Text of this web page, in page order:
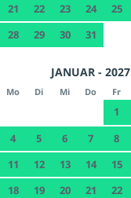
21
22 23 24 25
28
29 30 31
JANUAR - 2027
Mo Di Mi Do Fr
1
4
5 6 7 8
11
12 13 14 15
18
19 20 21 22